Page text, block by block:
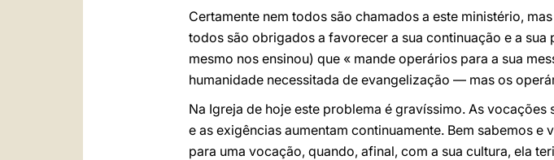
Certamente nem todos são chamados a este ministério,
todos são obrigados a favorecer a sua continuação e a
mesmo nos ensinou) que « mande operários para a sua
humanidade necessitada de evangelização — mas os
Na Igreja de hoje este problema é gravíssimo. As
e as exigências aumentam continuamente. Bem sabemos
para uma vocação, quando, afinal, com a sua cultura, ela